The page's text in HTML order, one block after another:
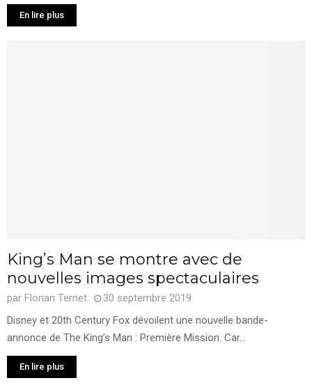
En lire plus
King’s Man se montre avec de
nouvelles images spectaculaires
par Florian Ternet
30 septembre 2019
Disney et 20th Century Fox dévoilent une nouvelle bande-
annonce de The King’s Man : Première Mission. Car...
En lire plus